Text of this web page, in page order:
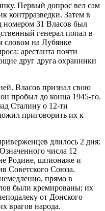
Первый допрос вел сам
контрразведки. Затем в
номером 31 Власов был
генерал попал в
словом на Лубянке
арестанта почти
друг друга охранники
Власов признал свою
пробыл до конца 1945-го.
Сталину о 12-ти
приговорить их к
длилось 2 дня:
числа 12
Родине, шпионаже и
Советского Союза.
прямо в
были кремированы; их
от Донского
врагов народа.